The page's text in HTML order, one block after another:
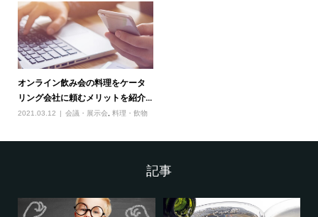
オンライン飲み会の料理をケータ
リング会社に頼むメリットを紹介...
2021.03.12 会議・展示会, 料理・飲物
記事